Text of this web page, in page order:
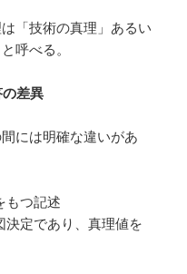
「技術の真理」あるい
呼べる。
差異
には明確な違いがあ
もつ記述
定であり、真理値を